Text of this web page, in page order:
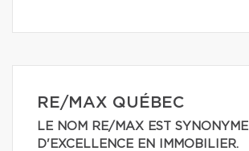
RE/MAX QUÉBEC
LE NOM RE/MAX EST SYNONYME
D'EXCELLENCE EN IMMOBILIER.